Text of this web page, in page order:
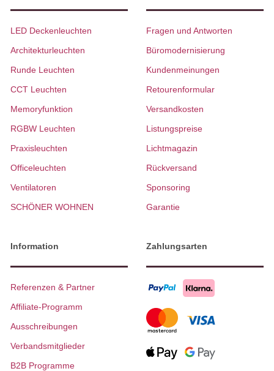
LED Deckenleuchten
Architekturleuchten
Runde Leuchten
CCT Leuchten
Memoryfunktion
RGBW Leuchten
Praxisleuchten
Officeleuchten
Ventilatoren
SCHÖNER WOHNEN
Fragen und Antworten
Büromodernisierung
Kundenmeinungen
Retourenformular
Versandkosten
Listungspreise
Lichtmagazin
Rückversand
Sponsoring
Garantie
Information
Referenzen & Partner
Affiliate-Programm
Ausschreibungen
Verbandsmitglieder
B2B Programme
Zahlungsarten